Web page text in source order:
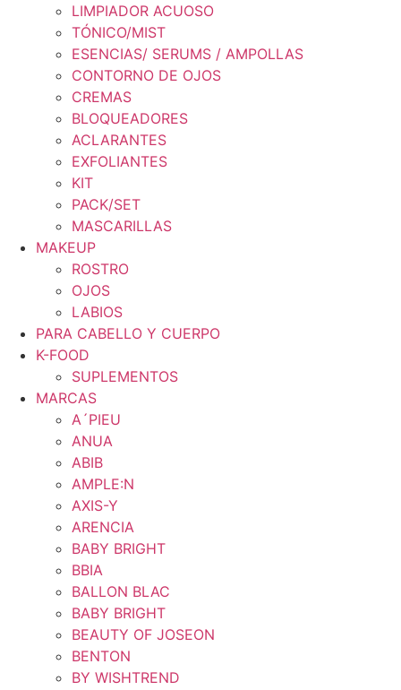
LIMPIADOR ACUOSO
TÓNICO/MIST
ESENCIAS/ SERUMS / AMPOLLAS
CONTORNO DE OJOS
CREMAS
BLOQUEADORES
ACLARANTES
EXFOLIANTES
KIT
PACK/SET
MASCARILLAS
MAKEUP
ROSTRO
OJOS
LABIOS
PARA CABELLO Y CUERPO
K-FOOD
SUPLEMENTOS
MARCAS
A´PIEU
ANUA
ABIB
AMPLE:N
AXIS-Y
ARENCIA
BABY BRIGHT
BBIA
BALLON BLAC
BABY BRIGHT
BEAUTY OF JOSEON
BENTON
BY WISHTREND